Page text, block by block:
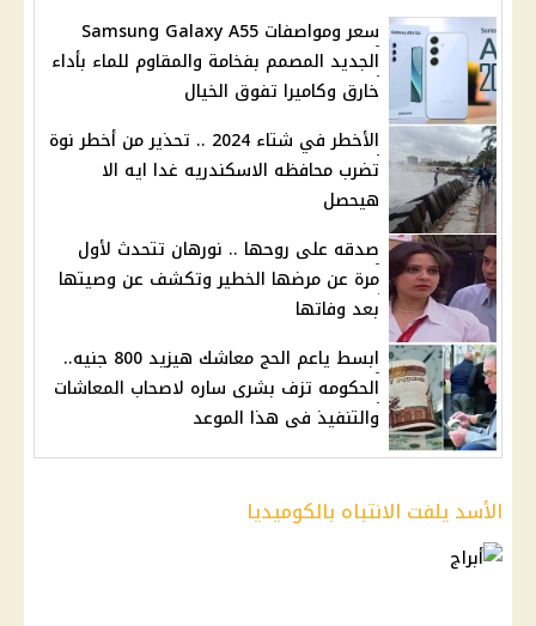
سعر ومواصفات Samsung Galaxy A55
الجديد المصمم بفخامة والمقاوم للماء بأداء
خارق وكاميرا تفوق الخيال
الأخطر في شتاء 2024 .. تحذير من أخطر نوة
تضرب محافظه الاسكندريه غدا ايه الا
هيحصل
صدقه على روحها .. نورهان تتحدث لأول
مرة عن مرضها الخطير وتكشف عن وصيتها
بعد وفاتها
ابسط ياعم الحج معاشك هيزيد 800 جنيه..
الحكومه تزف بشرى ساره لاصحاب المعاشات
والتنفيذ فى هذا الموعد
الأسد يلفت الانتباه بالكوميديا